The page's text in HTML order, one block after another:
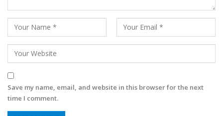
Save my name, email, and website in this browser for the next
time I comment.